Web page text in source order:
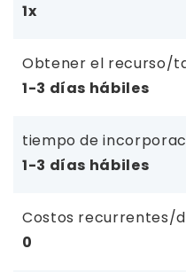
1x
Obtener el recurso/
1-3 días hábiles
tiempo de
1-3 días hábiles
Costos recurrentes/
0